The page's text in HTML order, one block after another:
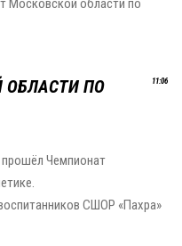
Московской области по
11:06
ОБЛАСТИ ПО
прошёл Чемпионат
СШОР «Пахра»